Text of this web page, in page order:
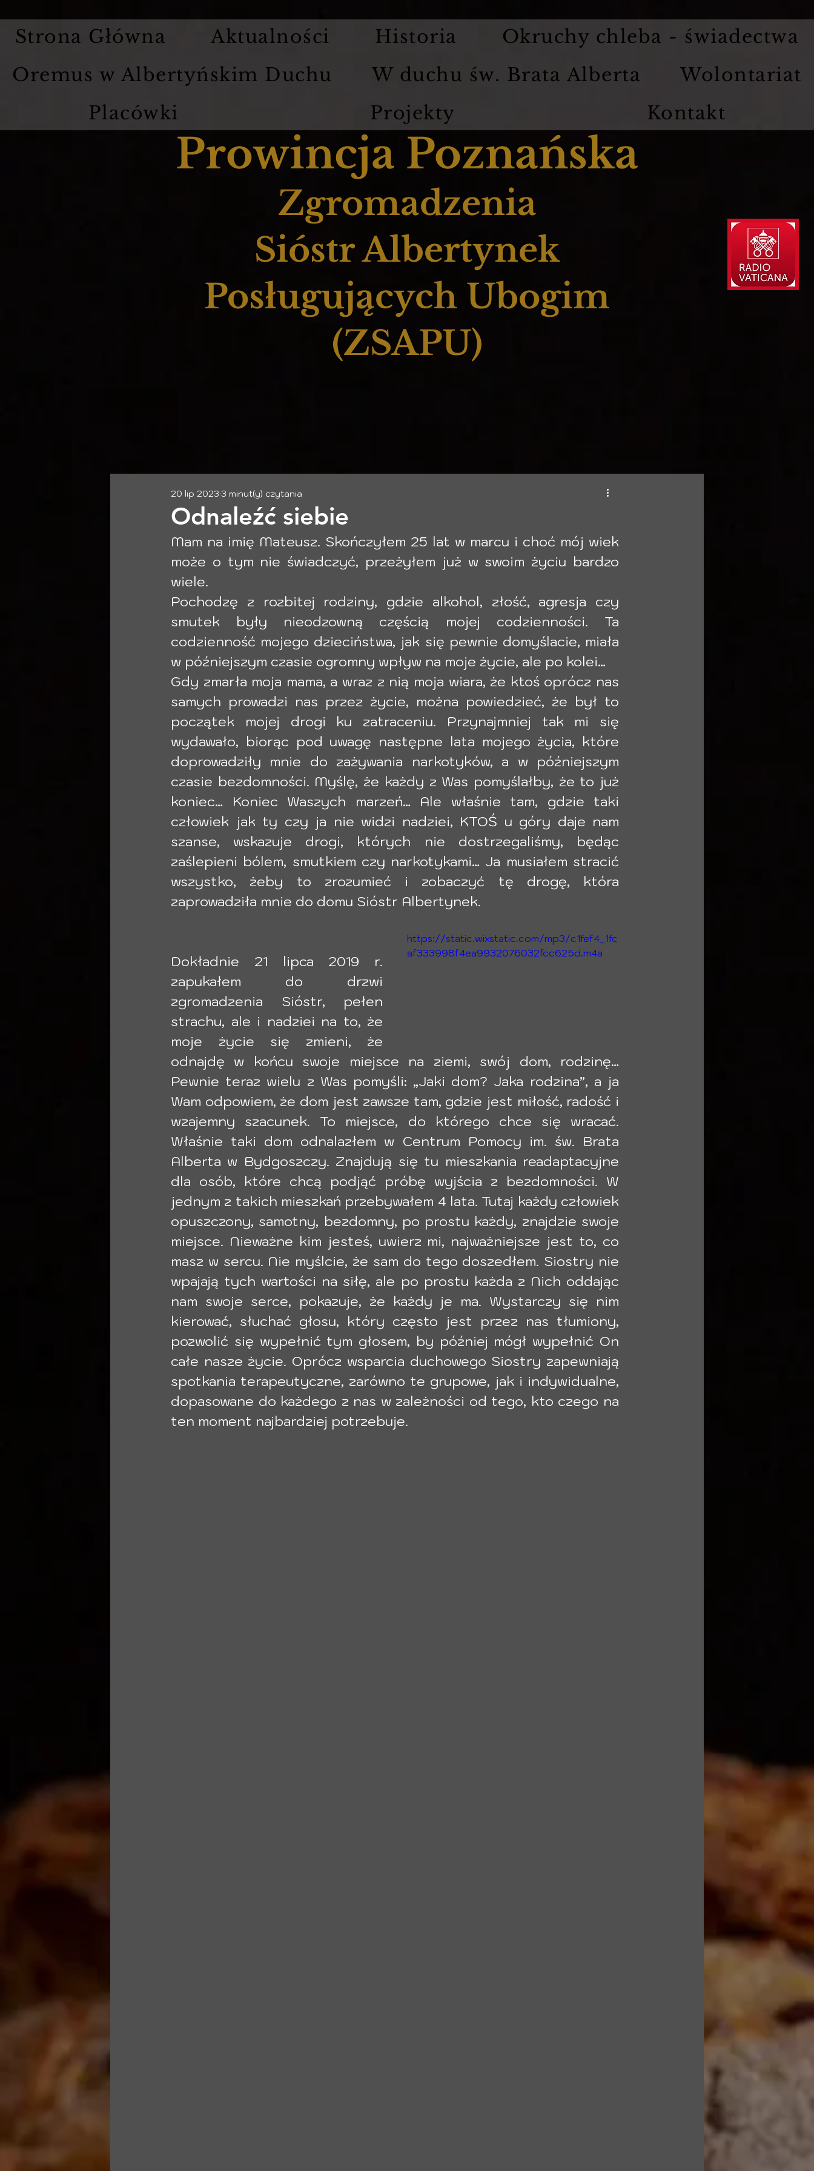
Strona Główna Aktualności Historia
Okruchy chleba - świadectwa
Oremus w Albertyńskim Duchu
W duchu św. Brata Alberta
Wolontariat
Placówki
Projekty Kontakt
Prowincja Poznańska
Zgromadzenia
Sióstr Albertynek
Posługujących Ubogim
(ZSAPU)
Odnaleźć siebie
20 lip 2023 3 minut(y) czytania
Mam na imię Mateusz. Skończyłem 25 lat w marcu i choć mój wiek
może o tym nie świadczyć, przeżyłem już w swoim życiu bardzo
wiele.
Pochodzę z rozbitej rodziny, gdzie alkohol, złość, agresja czy
smutek były nieodzowną częścią mojej codzienności. Ta
codzienność mojego dzieciństwa, jak się pewnie domyślacie, miała
w późniejszym czasie ogromny wpływ na moje życie, ale po kolei…
Gdy zmarła moja mama, a wraz z nią moja wiara, że ktoś oprócz nas
samych prowadzi nas przez życie, można powiedzieć, że był to
początek mojej drogi ku zatraceniu. Przynajmniej tak mi się
wydawało, biorąc pod uwagę następne lata mojego życia, które
doprowadziły mnie do zażywania narkotyków, a w późniejszym
czasie bezdomności. Myślę, że każdy z Was pomyślałby, że to już
koniec… Koniec Waszych marzeń… Ale właśnie tam, gdzie taki
człowiek jak ty czy ja nie widzi nadziei, KTOŚ u góry daje nam
szanse, wskazuje drogi, których nie dostrzegaliśmy, będąc
zaślepieni bólem, smutkiem czy narkotykami… Ja musiałem stracić
wszystko, żeby to zrozumieć i zobaczyć tę drogę, która
zaprowadziła mnie do domu Sióstr Albertynek.
https://static.wixstatic.com/mp3/c1fef4_1fc
af333998f4ea9932076032fcc625d.m4a
Dokładnie 21 lipca 2019 r.
zapukałem do drzwi
zgromadzenia Sióstr, pełen
strachu, ale i nadziei na to, że
moje życie się zmieni, że
odnajdę w końcu swoje miejsce na ziemi, swój dom, rodzinę…
Pewnie teraz wielu z Was pomyśli: „Jaki dom? Jaka rodzina”, a ja
Wam odpowiem, że dom jest zawsze tam, gdzie jest miłość, radość i
wzajemny szacunek. To miejsce, do którego chce się wracać.
Właśnie taki dom odnalazłem w Centrum Pomocy im. św. Brata
Alberta w Bydgoszczy. Znajdują się tu mieszkania readaptacyjne
dla osób, które chcą podjąć próbę wyjścia z bezdomności. W
jednym z takich mieszkań przebywałem 4 lata. Tutaj każdy człowiek
opuszczony, samotny, bezdomny, po prostu każdy, znajdzie swoje
miejsce. Nieważne kim jesteś, uwierz mi, najważniejsze jest to, co
masz w sercu. Nie myślcie, że sam do tego doszedłem. Siostry nie
wpajają tych wartości na siłę, ale po prostu każda z Nich oddając
nam swoje serce, pokazuje, że każdy je ma. Wystarczy się nim
kierować, słuchać głosu, który często jest przez nas tłumiony,
pozwolić się wypełnić tym głosem, by później mógł wypełnić On
całe nasze życie. Oprócz wsparcia duchowego Siostry zapewniają
spotkania terapeutyczne, zarówno te grupowe, jak i indywidualne,
dopasowane do każdego z nas w zależności od tego, kto czego na
ten moment najbardziej potrzebuje.